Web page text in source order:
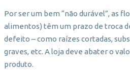
Por ser um bem “não durável”, as
alimentos) têm um prazo de troca
defeito – como raízes cortadas,
graves, etc. A loja deve abater o
produto.